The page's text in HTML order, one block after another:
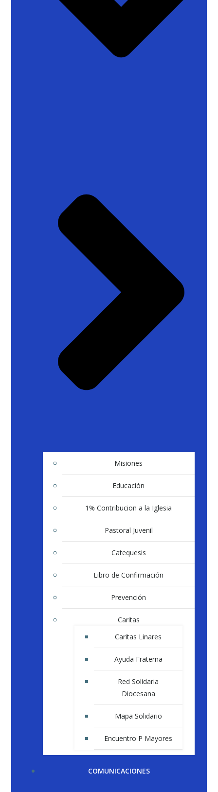
Misiones
Educación
1% Contribucion a la Iglesia
Pastoral Juvenil
Catequesis
Libro de Confirmación
Prevención
Caritas
Caritas Linares
Ayuda Fraterna
Red Solidaria
Diocesana
Mapa Solidario
Encuentro P Mayores
COMUNICACIONES